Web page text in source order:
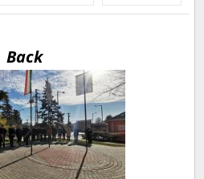
Back